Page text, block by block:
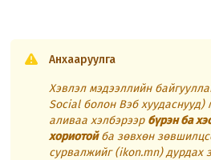
Анхааруулга
Хэвлэл мэдээллийн
Social болон Вэб хуудаснууд)
аливаа хэлбэрээр бүрэн ба
хориотойба зөвхөн
сурвалжийг (ikon.mn) дурдах